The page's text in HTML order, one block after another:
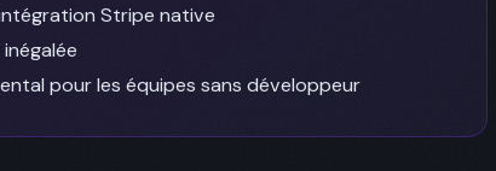
Stripe native
pour les équipes sans développeur